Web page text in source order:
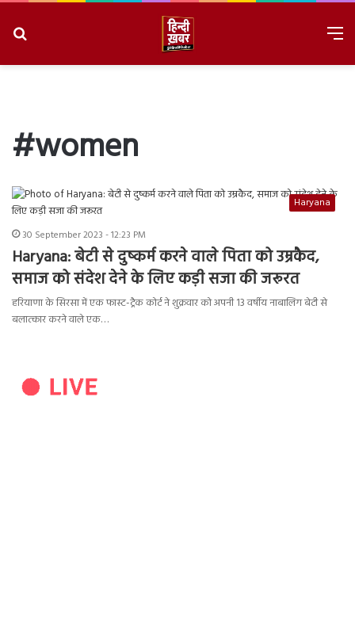
#women
Haryana
30 September 2023 - 12:23 PM
Haryana: बेटी से दुष्कर्म करने वाले पिता को उम्रकैद,
समाज को संदेश देने के लिए कड़ी सजा की जरूरत
हरियाणा के सिरसा में एक फास्ट-ट्रैक कोर्ट ने शुक्रवार को अपनी 13 वर्षीय नाबालिग बेटी से
बलात्कार करने वाले एक…